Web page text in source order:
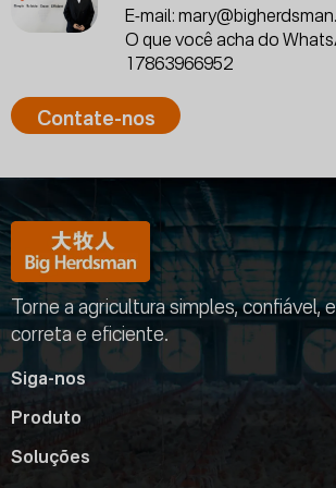
E-mail:
O que você acha do
17863966952
Contate-nos
Torne a agricultura simples, confiável,
correta e eficiente.
Siga-nos
Produto
Soluções